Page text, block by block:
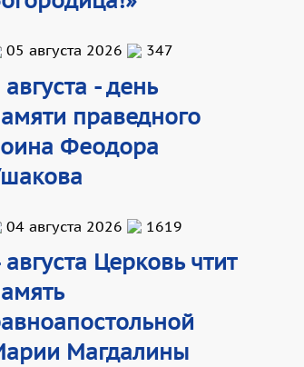
05 августа 2026 347
августа - день
праведного
Феодора
04 августа 2026 1619
августа Церковь чтит
Магдалины